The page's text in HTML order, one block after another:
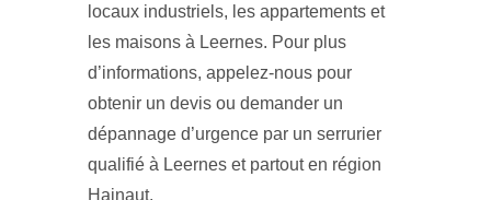
locaux industriels, les appartements et
les maisons à Leernes. Pour plus
d’informations, appelez-nous pour
obtenir un devis ou demander un
dépannage d’urgence par un serrurier
qualifié à Leernes et partout en région
Hainaut.